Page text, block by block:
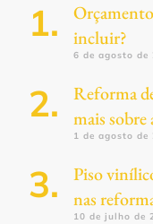
incluir?
6 de agosto de
Reforma
mais sobre
1 de agosto de
Piso
nas
10 de julho de